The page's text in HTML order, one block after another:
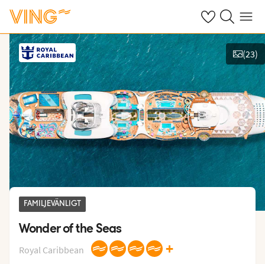
Se dinaSök på ving.se
Meny
Se bilder
(23)
FAMILJEVÄNLIGT
Wonder of the Seas
Royal Caribbean +